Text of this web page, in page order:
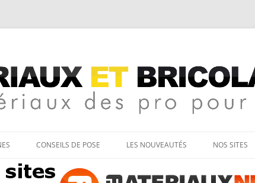
au
CONSEILS DE POSE LES NOUVEAUTÉS NOS SITES